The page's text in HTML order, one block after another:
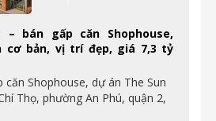
– bán gấp căn Shophouse,
cơ bản, vị trí đẹp, giá 7,3 tỷ
căn Shophouse, dự án The Sun
Thọ, phường An Phú, quận 2,